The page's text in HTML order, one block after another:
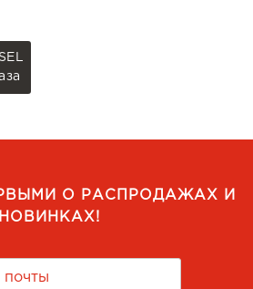
О РАСПРОДАЖАХ И
НОВИНКАХ!